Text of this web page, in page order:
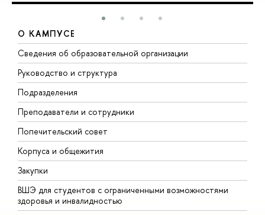
О КАМПУСЕ
Сведения об образовательной организации
Руководство и структура
Подразделения
Преподаватели и сотрудники
Попечительский совет
Корпуса и общежития
Закупки
ВШЭ для студентов с ограниченными возможностями
здоровья и инвалидностью